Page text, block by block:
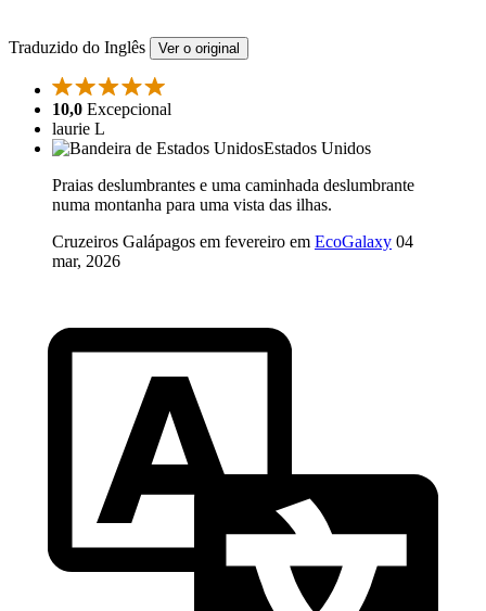
Traduzido do Inglês Ver o original
10,0 Excepcional
laurie L
Estados Unidos
Praias deslumbrantes e uma caminhada deslumbrante
numa montanha para uma vista das ilhas.
Cruzeiros Galápagos em fevereiro em EcoGalaxy 04
mar, 2026